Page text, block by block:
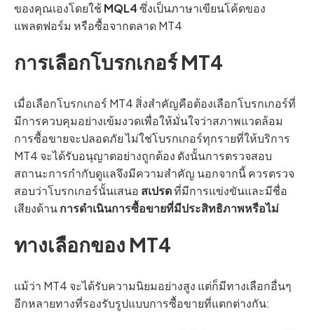
ของคุณเองโดยใช้MQL4ซึ่งเป็นภาษาเขียนโค้ดของ
แพลตฟอร์ม หรือซื้อจากตลาด MT4
การเลือกโบรกเกอร์ MT4
เมื่อเลือกโบรกเกอร์ MT4 สิ่งสำคัญคือต้องเลือกโบรกเกอร์ที่
มีการควบคุมอย่างเข้มงวดเพื่อให้มั่นใจว่าสภาพแวดล้อม
การซื้อขายจะปลอดภัย ไม่ใช่โบรกเกอร์ทุกรายที่ให้บริการ
MT4 จะได้รับอนุญาตอย่างถูกต้อง ดังนั้นการตรวจสอบ
สถานะการกำกับดูแลจึงมีความสำคัญ นอกจากนี้ ควรตรวจ
สอบว่าโบรกเกอร์นั้นเสนอ สเปรดที่มีการแข่งขันและมีชื่อ
เสียงด้านการดำเนินการซื้อขายที่มีประสิทธิภาพหรือไม่
ทางเลือกของ MT4
แม้ว่า MT4 จะได้รับความนิยมอย่างสูง แต่ก็มีทางเลือกอื่นๆ
อีกหลายทางที่รองรับรูปแบบการซื้อขายที่แตกต่างกัน: